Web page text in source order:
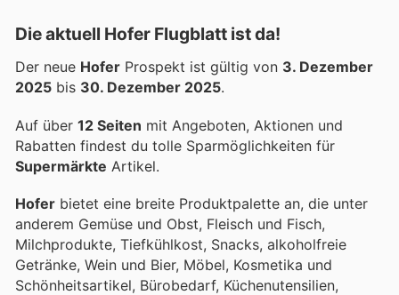
Die aktuell Hofer Flugblatt ist da!
Der neue Hofer Prospekt ist gültig von 3. Dezember
2025 bis 30. Dezember 2025.
Auf über 12 Seiten mit Angeboten, Aktionen und
Rabatten findest du tolle Sparmöglichkeiten für
Supermärkte Artikel.
Hofer bietet eine breite Produktpalette an, die unter
anderem Gemüse und Obst, Fleisch und Fisch,
Milchprodukte, Tiefkühlkost, Snacks, alkoholfreie
Getränke, Wein und Bier, Möbel, Kosmetika und
Schönheitsartikel, Bürobedarf, Küchenutensilien,